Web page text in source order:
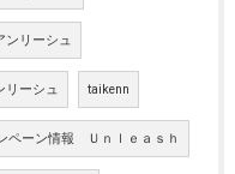
リーシュ
ーシュ taikenn
ペーン情報 Ｕｎｌｅａｓｈ